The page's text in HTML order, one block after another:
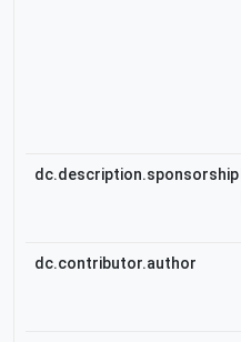
dc.description.sponsorship
dc.contributor.author